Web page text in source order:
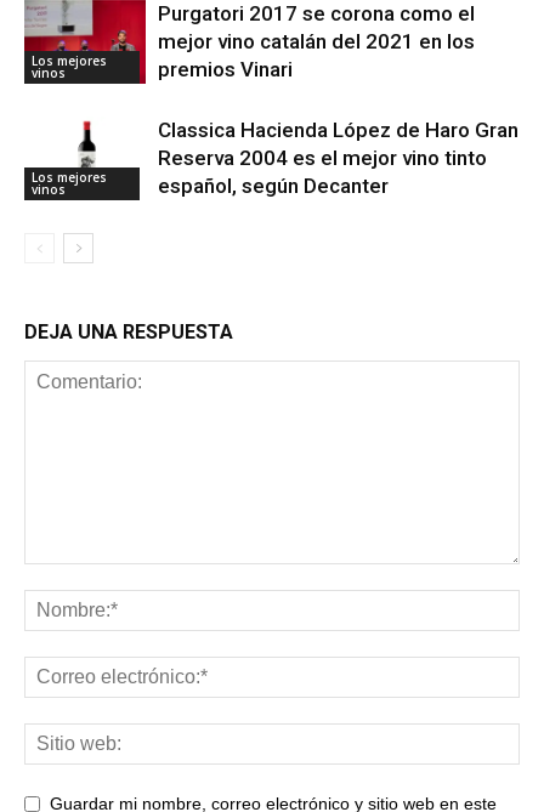
Los mejores
vinos
Purgatori 2017 se corona como el
mejor vino catalán del 2021 en los
premios Vinari
Los mejores
vinos
Classica Hacienda López de Haro Gran
Reserva 2004 es el mejor vino tinto
español, según Decanter
DEJA UNA RESPUESTA
Guardar mi nombre, correo electrónico y sitio web en este